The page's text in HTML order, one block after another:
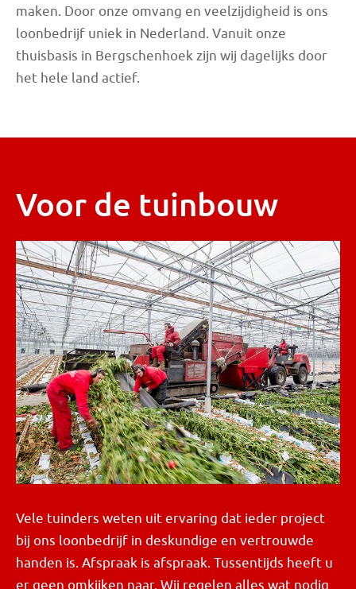
maken. Door onze omvang en veelzijdigheid is ons
loonbedrijf uniek in Nederland. Vanuit onze
thuisbasis in Bergschenhoek zijn wij dagelijks door
het hele land actief.
Voor de tuinbouw
Vele tuinders weten uit ervaring dat ieder project
bij ons loonbedrijf in deskundige en vertrouwde
handen is. Afspraak is afspraak. Tussentijds heeft u
er geen omkijken naar. Wij regelen alles wat nodig